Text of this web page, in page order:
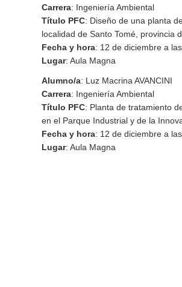
Carrera: Ingeniería Ambiental
Título PFC: Diseño de una planta
localidad de Santo Tomé, provincia
Fecha y hora: 12 de diciembre a
Lugar: Aula Magna
Alumno/a: Luz Macrina AVANCINI
Carrera: Ingeniería Ambiental
Título PFC: Planta de tratamiento
en el Parque Industrial y de la
Fecha y hora: 12 de diciembre a
Lugar: Aula Magna